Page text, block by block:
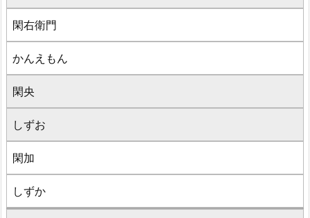
閑右衛門
かんえもん
閑央
しずお
閑加
しずか